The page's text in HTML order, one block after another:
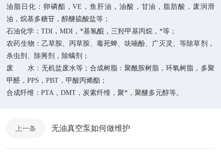
油脂日化：卵磷酯，VE ，鱼肝油，油酸，甘油，脂肪酸，废润滑
油，烷基多糖苷，醇醚硫酸盐等；
石油化学：TDI ，MDI ，*基氢醌，三羟甲基丙烷，*等；
农药生物：乙草胺、丙草胺、毒死蜱、呋喃酚、广灭灵、等除草剂，
杀虫剂、除莠剂，除螨剂；
废 水：无机盐废水等；合成树脂：聚酰胺树脂，环氧树脂，多聚
甲醛，PPS ，PBT ，甲酸丙烯酯；
合成纤维：PTA ，DMT ，炭素纤维，聚*，聚醚多元醇等。
上一条 无油真空泵如何做维护